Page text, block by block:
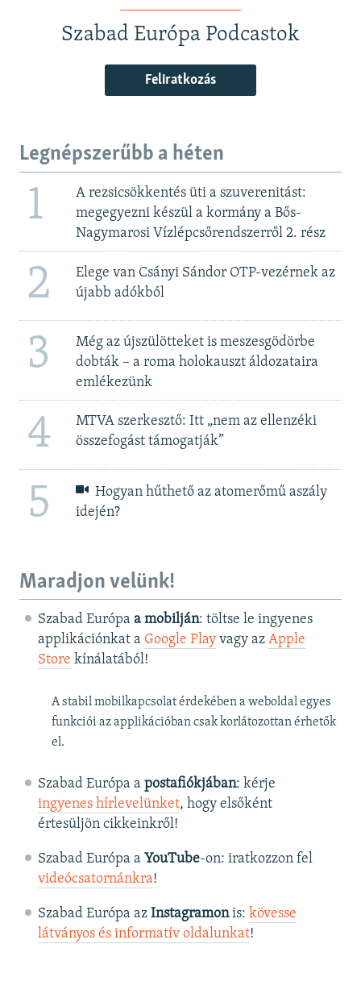
Szabad Európa Podcastok
Feliratkozás
Legnépszerűbb a héten
1
A rezsicsökkentés üti a szuverenitást:
megegyezni készül a kormány a Bős-
Nagymarosi Vízlépcsőrendszerről 2. rész
2
Elege van Csányi Sándor OTP-vezérnek az
újabb adókból
3
Még az újszülötteket is meszesgödörbe
dobták – a roma holokauszt áldozataira
emlékezünk
4
MTVA szerkesztő: Itt „nem az ellenzéki
összefogást támogatják”
5
Hogyan hűthető az atomerőmű aszály
idején?
Maradjon velünk!
Szabad Európa a mobilján: töltse le ingyenes
applikációnkat a Google Playvagy az Apple
Store kínálatából!
A stabil mobilkapcsolat érdekében a weboldal egyes
funkciói az applikációban csak korlátozottan érhetők
el.
Szabad Európa a postafiókjában: kérje
ingyenes hírlevelünket, hogy elsőként
értesüljön cikkeinkről!
Szabad Európa a YouTube-on: iratkozzon fel
videócsatornánkra!
Szabad Európa az Instagramonis: kövesse
látványos és informatív oldalunkat! ​